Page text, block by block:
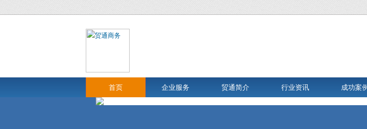
首页 企业服务 贸通简介 行业资讯 成功案例